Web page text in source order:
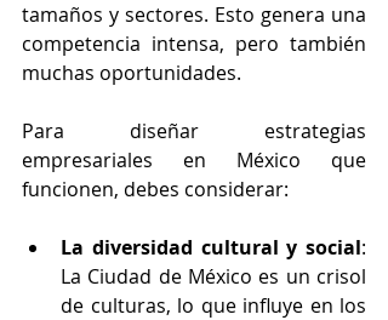
tamaños y sectores. Esto genera una
competencia intensa, pero también
muchas oportunidades.
Para diseñar estrategias
empresariales en México que
funcionen, debes considerar:
La diversidad cultural y social:
La Ciudad de México es un crisol
de culturas, lo que influye en los